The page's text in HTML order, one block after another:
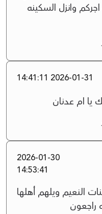
وانزل السكينه
2026-01-31 14:41:11
يا ام عدنان
2026-01-30
14:53:41
النعيم ويلهم أهلها
راجعون